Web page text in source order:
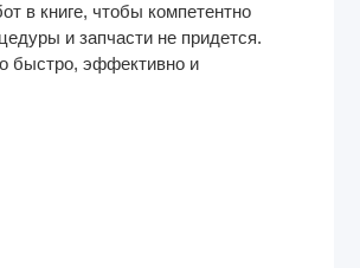
в книге, чтобы компетентно
и запчасти не придется.
быстро, эффективно и